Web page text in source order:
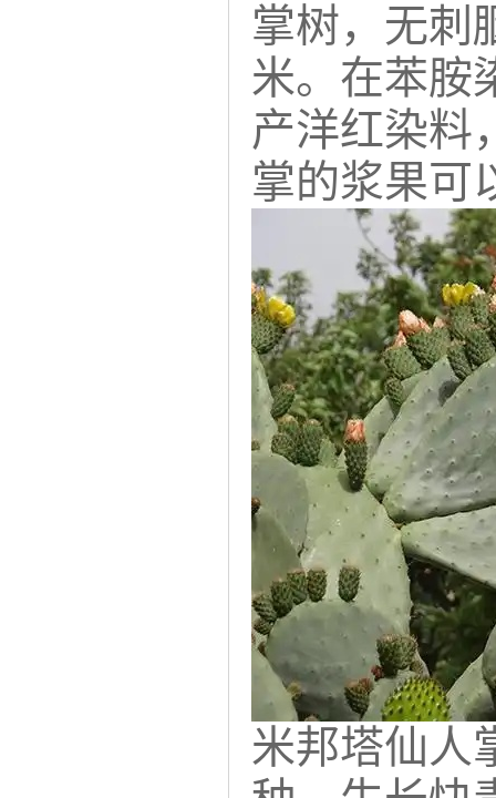
掌树，无刺
米。在苯胺
产洋红染料
掌的浆果可
米邦塔仙人